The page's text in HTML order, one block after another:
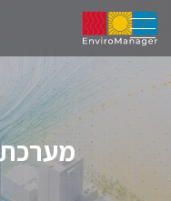
מערכת